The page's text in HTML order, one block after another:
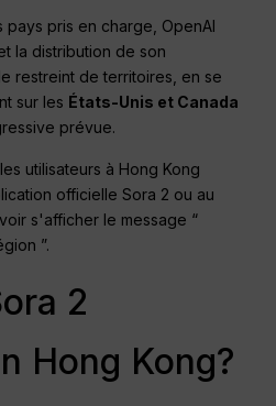
pris en charge, OpenAI
la distribution de son
restreint de territoires, en se
sur les États-Unis et Canada
prévue.
utilisateurs à Hong Kong
officielle Sora 2 ou au
s'afficher le message “
”.
2
Hong Kong?